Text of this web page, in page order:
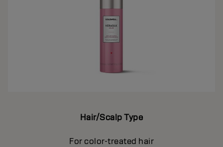
Hair/Scalp Type
For color-treated hair